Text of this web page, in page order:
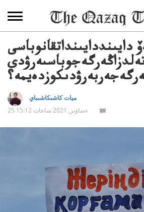
دايىنددايىنداتقانوباسى
ميات كاشىكاشىباي
25 ءساۋىر, 2021 ساعات 15:12